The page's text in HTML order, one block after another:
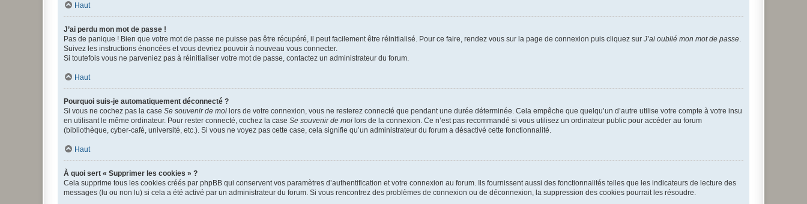
Haut
J’ai perdu mon mot de passe !
Pas de panique ! Bien que votre mot de passe ne puisse pas être récupéré, il peut facilement être réinitialisé. Pour ce faire, rendez vous sur la page de connexion puis cliquez sur J’ai oublié mon mot de passe
Suivez les instructions énoncées et vous devriez pouvoir à nouveau vous connecter.
Si toutefois vous ne parveniez pas à réinitialiser votre mot de passe, contactez un administrateur du forum.
Haut
Pourquoi suis-je automatiquement déconnecté ?
Si vous ne cochez pas la case Se souvenir de moi lors de votre connexion, vous ne resterez connecté que pendant une durée déterminée. Cela empêche que quelqu’un d’autre utilise votre compte à votre insu
en utilisant le même ordinateur. Pour rester connecté, cochez la case Se souvenir de moi lors de la connexion. Ce n’est pas recommandé si vous utilisez un ordinateur public pour accéder au forum
(bibliothèque, cyber-café, université, etc.). Si vous ne voyez pas cette case, cela signifie qu’un administrateur du forum a désactivé cette fonctionnalité.
Haut
À quoi sert « Supprimer les cookies » ?
Cela supprime tous les cookies créés par phpBB qui conservent vos paramètres d’authentification et votre connexion au forum. Ils fournissent aussi des fonctionnalités telles que les indicateurs de lecture des
messages (lu ou non lu) si cela a été activé par un administrateur du forum. Si vous rencontrez des problèmes de connexion ou de déconnexion, la suppression des cookies pourrait les résoudre.